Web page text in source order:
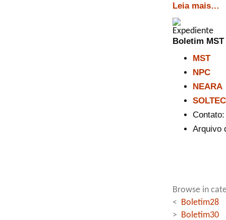
Leia mais…
Boletim
MST
NPC
NEARA
Arquivo
Browse in
<
Boletim28
>
Boletim30